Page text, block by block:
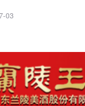
03